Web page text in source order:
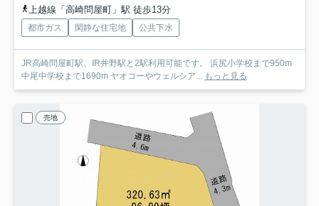
上越線「高崎問屋町」駅 徒歩13分
都市ガス 閑静な住宅地 公共下水
JR高崎問屋町駅、IR井野駅と2駅利用可能です。 浜尻小学校まで950m
中尾中学校まで1690m ヤオコーやウェルシア... もっと見る
売地